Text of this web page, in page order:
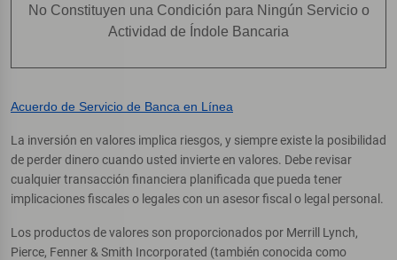
No Constituyen una Condición para Ningún Servicio o
Actividad de Índole Bancaria
Acuerdo de Servicio de Banca en Línea
La inversión en valores implica riesgos, y siempre existe la posibilidad
de perder dinero cuando usted invierte en valores. Debe revisar
cualquier transacción financiera planificada que pueda tener
implicaciones fiscales o legales con un asesor fiscal o legal personal.
Los productos de valores son proporcionados por Merrill Lynch,
Pierce, Fenner & Smith Incorporated (también conocida como